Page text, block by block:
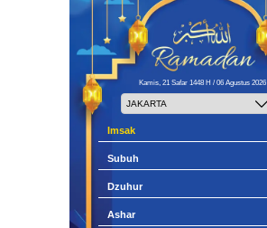
Kamis, 21 Safar 1448 H / 06 Agustus 2026
Imsak
Subuh
Dzuhur
Ashar